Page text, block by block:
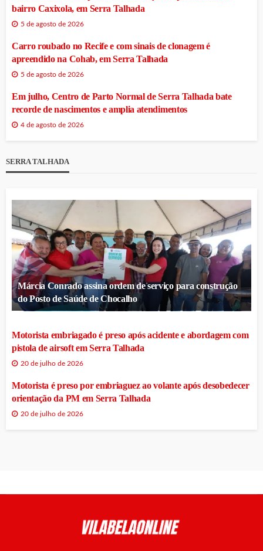
bairro Caxixola, em Serra Talhada
5 de agosto de 2026
Carro roubado no Recife e com sinais de clonagem é
apreendido na Cohab, em Serra Talhada
5 de agosto de 2026
Em julho, Centro de Parto Normal de Serra Talhada bate
recorde de nascimentos e amplia atendimentos
4 de agosto de 2026
SERRA TALHADA
Márcia Conrado assina ordem de serviço para construção
do Posto de Saúde de Chocalho
Motorista embriagado é preso após acidente e abordagem com
pistola de airsoft em Serra Talhada
20 de julho de 2026
Motorista é preso por embriaguez ao volante após desobedecer
orientação da PM em Serra Talhada
20 de julho de 2026